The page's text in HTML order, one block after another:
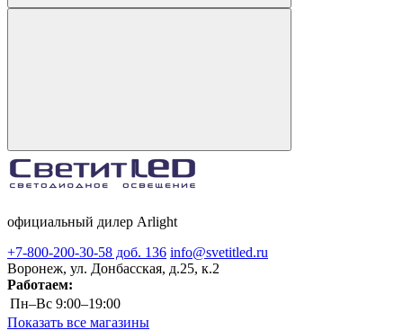
официальный дилер Arlight
+7-800-200-30-58 доб. 136 info@svetitled.ru
Воронеж, ул. Донбасская, д.25, к.2
Работаем:
Пн–Вс 9:00–19:00
Показать все магазины